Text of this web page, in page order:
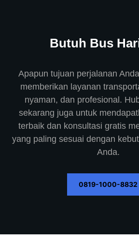
Butuh Bus
Apapun tujuan perjalanan
memberikan layanan
nyaman, dan profesional.
sekarang juga untuk
terbaik dan konsultasi gratis
yang paling sesuai dengan
Anda.
0819-1000-8832